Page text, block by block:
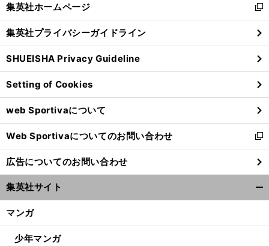
閉
る
集英社ホームページ
新
し
い
ウ
ィ
ン
ド
ウ
で
開
く
集英社プライバシーガイドライン
SHUEISHA Privacy Guideline
Setting of Cookies
web Sportivaについて
Web Sportivaについてのお問い合わせ
新
し
い
ウ
ィ
ン
ウ
広告についてのお問い合わせ
集英社サイト
マンガ
少年マンガ